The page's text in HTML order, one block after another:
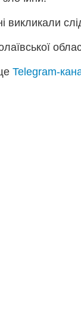
викликали
Telegram-